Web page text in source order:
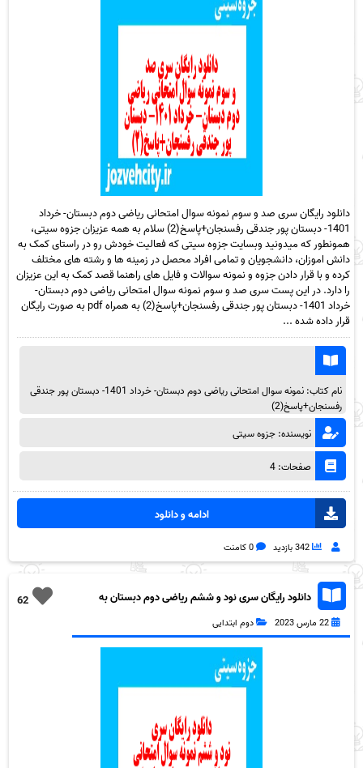
دانلود رایگان سری صد و سوم نمونه سوال امتحانی ریاضی دوم دبستان- خرداد
1401- دبستان پور جندقی رفسنجان+پاسخ(2) سلام به همه عزیزان جزوه سیتی،
همونطور که میدونید وبسایت جزوه سیتی که فعالیت خودش رو در راستای کمک به
دانش اموزان، دانشجویان و تمامی افراد محصل در زمینه ها و رشته های مختلف
کرده و با قرار دادن جزوه و نمونه سوالات و فایل های راهنما قصد کمک به این عزیزان
را دارد. در این پست سری صد و سوم نمونه سوال امتحانی ریاضی دوم دبستان-
خرداد 1401- دبستان پور جندقی رفسنجان+پاسخ(2) به همراه pdf به صورت رایگان
قرار داده شده ...
نام کتاب: نمونه سوال امتحانی ریاضی دوم دبستان- خرداد 1401- دبستان پور جندقی
رفسنجان+پاسخ(2)
نویسنده: جزوه سیتی
صفحات: 4
ادامه و دانلود
342 بازدید 0 کامنت
62
دانلود رایگان سری نود و ششم ریاضی دوم دبستان به
22 مارس 2023 دوم ابتدایی